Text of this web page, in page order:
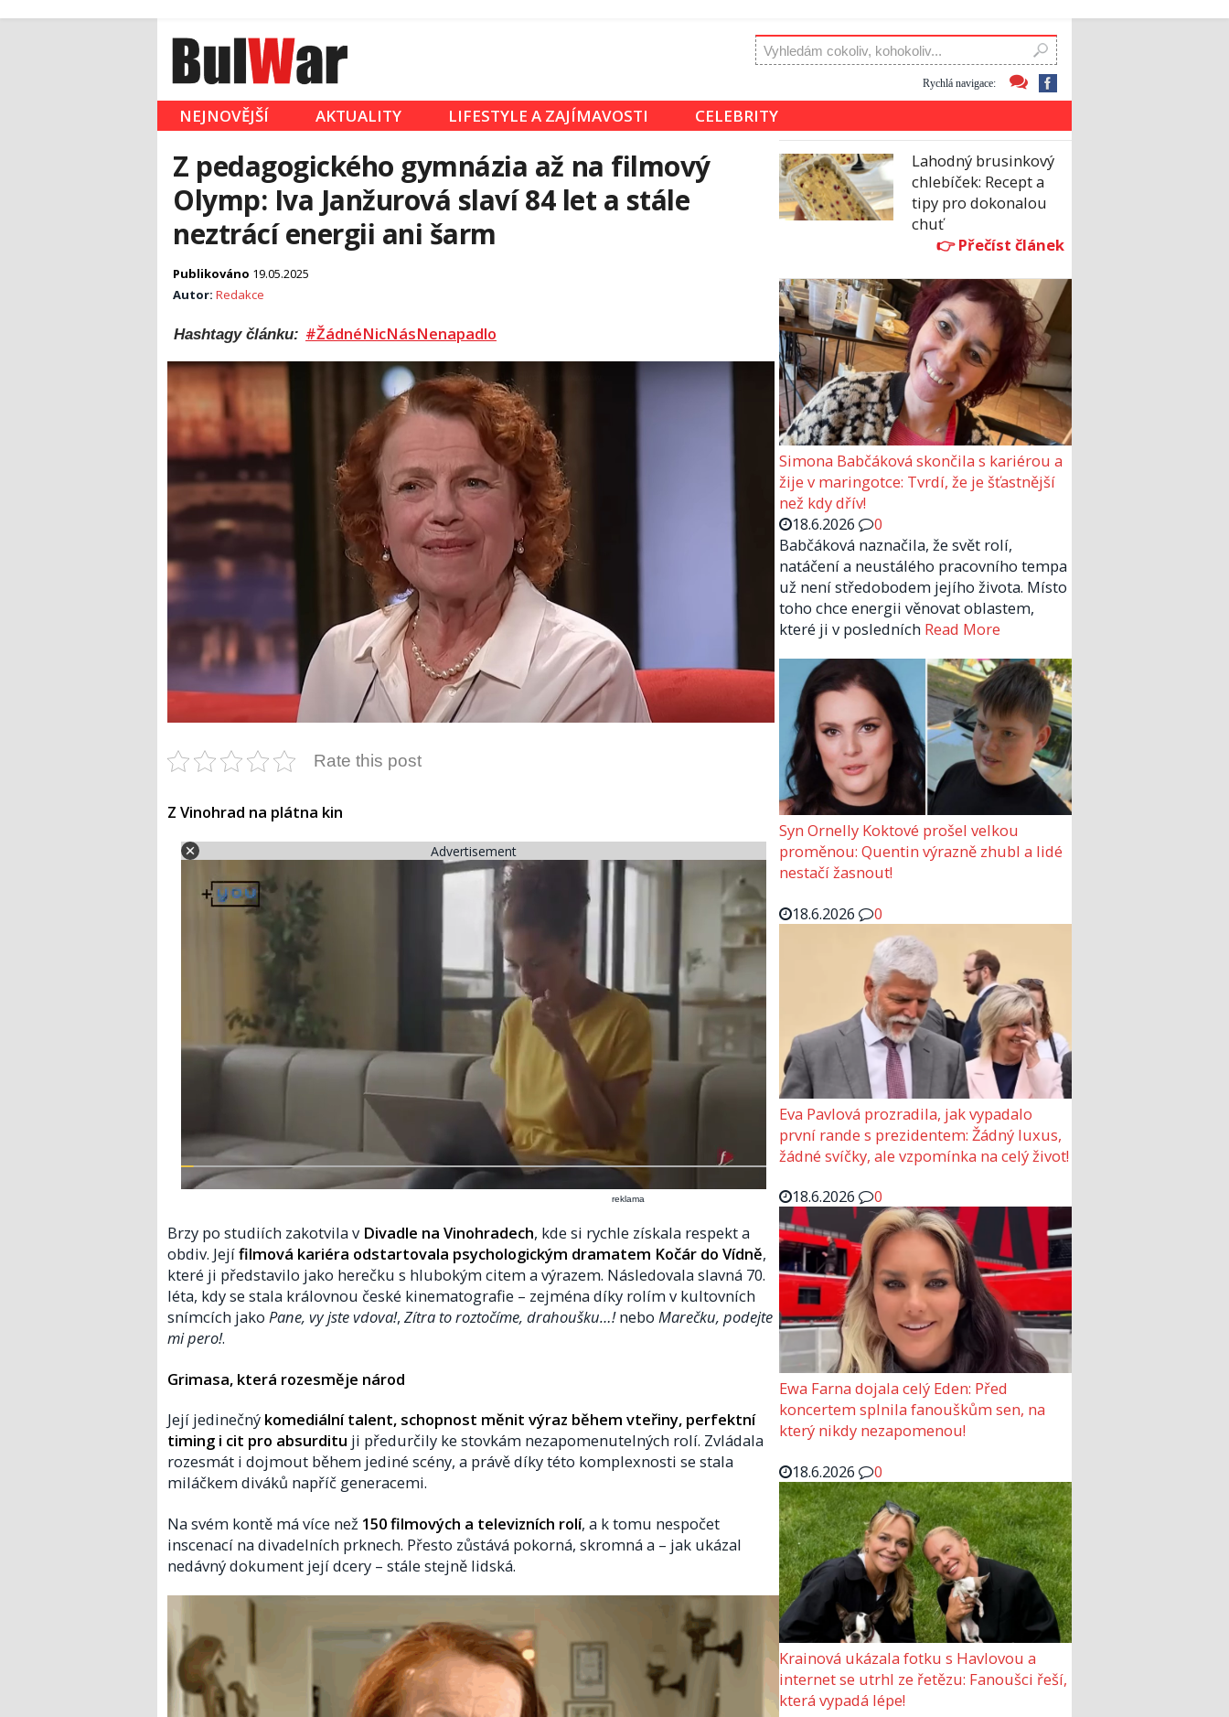
Rychlá navigace:
NEJNOVĚJŠÍ AKTUALITY LIFESTYLE A ZAJÍMAVOSTI CELEBRITY
Z pedagogického gymnázia až na filmový
Olymp: Iva Janžurová slaví 84 let a stále
neztrácí energii ani šarm
Publikováno 19.05.2025
Autor: Redakce
Hashtagy článku: #ŽádnéNicNásNenapadlo
Rate this post
Z Vinohrad na plátna kin
Advertisement
reklama
Brzy po studiích zakotvila v Divadle na Vinohradech, kde si rychle získala respekt a
obdiv. Jejífilmová kariéra odstartovala psychologickým dramatem Kočár do Vídně,
které ji představilo jako herečku s hlubokým citem a výrazem. Následovala slavná 70.
léta, kdy se stala královnou české kinematografie – zejména díky rolím v kultovních
snímcích jako Pane, vy jste vdova!, Zítra to roztočíme, drahoušku…!nebo Marečku, podejte
mi pero!.
Grimasa, která rozesměje národ
Její jedinečný komediální talent, schopnost měnit výraz během vteřiny, perfektní
timing i cit pro absurditu ji předurčily ke stovkám nezapomenutelných rolí. Zvládala
rozesmát i dojmout během jediné scény, a právě díky této komplexnosti se stala
miláčkem diváků napříč generacemi.
Na svém kontě má více než 150 filmových a televizních rolí, a k tomu nespočet
inscenací na divadelních prknech. Přesto zůstává pokorná, skromná a – jak ukázal
nedávný dokument její dcery – stále stejně lidská.
Lahodný brusinkový
chlebíček: Recept a
tipy pro dokonalou
chuť
Simona Babčáková skončila s kariérou a
žije v maringotce: Tvrdí, že je šťastnější
než kdy dřív!
18.6.2026
0
Babčáková naznačila, že svět rolí,
natáčení a neustálého pracovního tempa
už není středobodem jejího života. Místo
toho chce energii věnovat oblastem,
které ji v posledních Read More
Syn Ornelly Koktové prošel velkou
proměnou: Quentin výrazně zhubl a lidé
nestačí žasnout!
18.6.2026
0
Eva Pavlová prozradila, jak vypadalo
první rande s prezidentem: Žádný luxus,
žádné svíčky, ale vzpomínka na celý život!
18.6.2026
0
Ewa Farna dojala celý Eden: Před
koncertem splnila fanouškům sen, na
který nikdy nezapomenou!
18.6.2026
0
Krainová ukázala fotku s Havlovou a
internet se utrhl ze řetězu: Fanoušci řeší,
která vypadá lépe!